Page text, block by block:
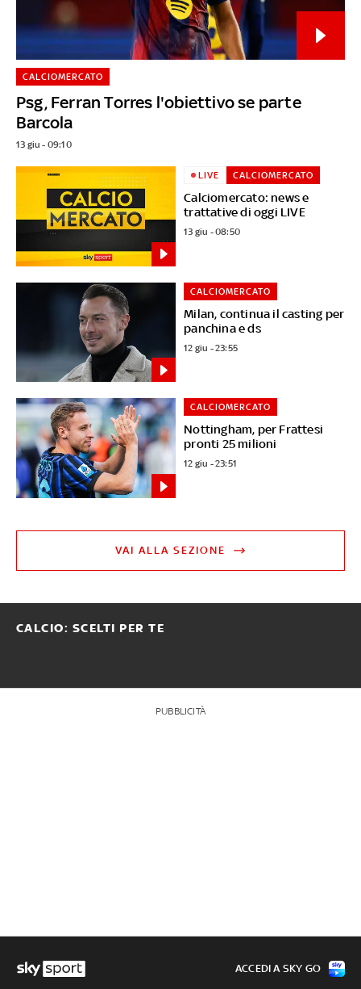
Psg, Ferran Torres l'obiettivo se parte
Barcola
CALCIOMERCATO
13 giu - 09:10
Calciomercato: news e
trattative di oggi LIVE
LIVE CALCIOMERCATO
13 giu - 08:50
Milan, continua il casting per
panchina e ds
CALCIOMERCATO
12 giu - 23:55
Nottingham, per Frattesi
pronti 25 milioni
CALCIOMERCATO
12 giu - 23:51
VAI ALLA SEZIONE
CALCIO: SCELTI PER TE
PUBBLICITÀ
ACCEDI A SKY GO